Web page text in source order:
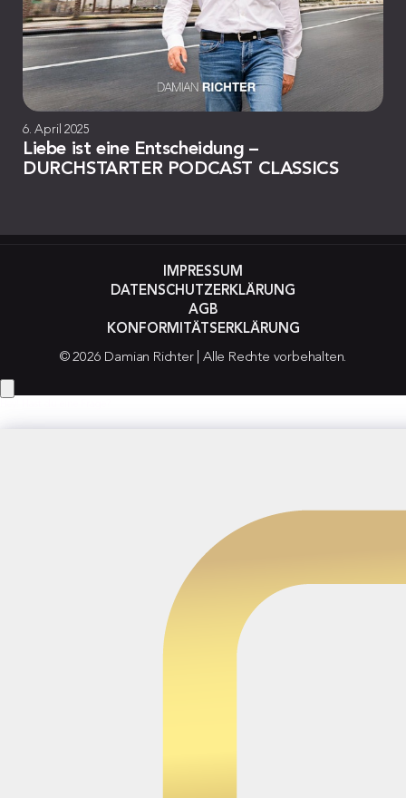
6. April 2025
Liebe ist eine Entscheidung –
DURCHSTARTER PODCAST CLASSICS
© 2026 Damian Richter | Alle Rechte vorbehalten.
IMPRESSUM
DATENSCHUTZERKLÄRUNG
AGB
KONFORMITÄTSERKLÄRUNG